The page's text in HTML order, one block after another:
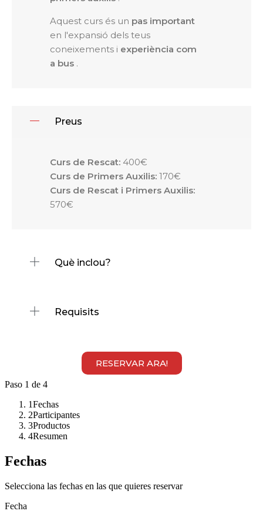
Aquest curs és un pas important
en l'expansió dels teus
coneixements i experiència com
a bus .
Preus
Curs de Rescat: 400€
Curs de Primers Auxilis: 170€
Curs de Rescat i Primers Auxilis:
570€
Què inclou?
Requisits
RESERVAR ARA!